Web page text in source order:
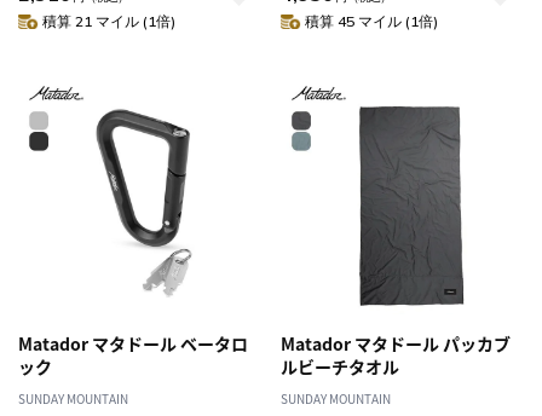
積算 21 マイル (1倍) 積算 45 マイル (1倍)
Matador マタドール ベータロ
ック
SUNDAY MOUNTAIN
Matador マタドール パッカブ
ルビーチタオル
SUNDAY MOUNTAIN